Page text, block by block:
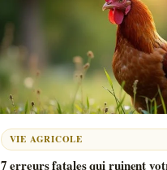
VIE AGRICOLE
7 erreurs fatales qui ruinent